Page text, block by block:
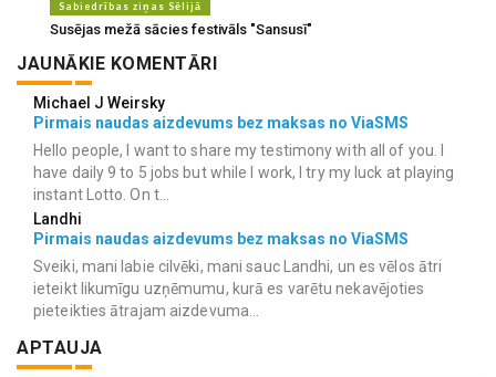
Sabiedrības ziņas Sēlijā
Susējas mežā sācies festivāls "Sansusī"
JAUNĀKIE KOMENTĀRI
Michael J Weirsky
Pirmais naudas aizdevums bez maksas no ViaSMS
Hello people, I want to share my testimony with all of you. I
have daily 9 to 5 jobs but while I work, I try my luck at playing
instant Lotto. On t...
Landhi
Pirmais naudas aizdevums bez maksas no ViaSMS
Sveiki, mani labie cilvēki, mani sauc Landhi, un es vēlos ātri
ieteikt likumīgu uzņēmumu, kurā es varētu nekavējoties
pieteikties ātrajam aizdevuma...
APTAUJA